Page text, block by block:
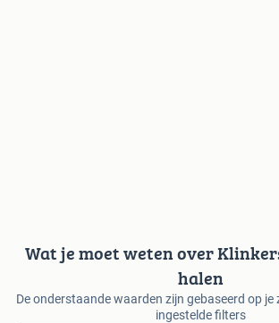
Wat je moet weten over
halen
De onderstaande waarden zijn gebaseerd op je
ingestelde filters